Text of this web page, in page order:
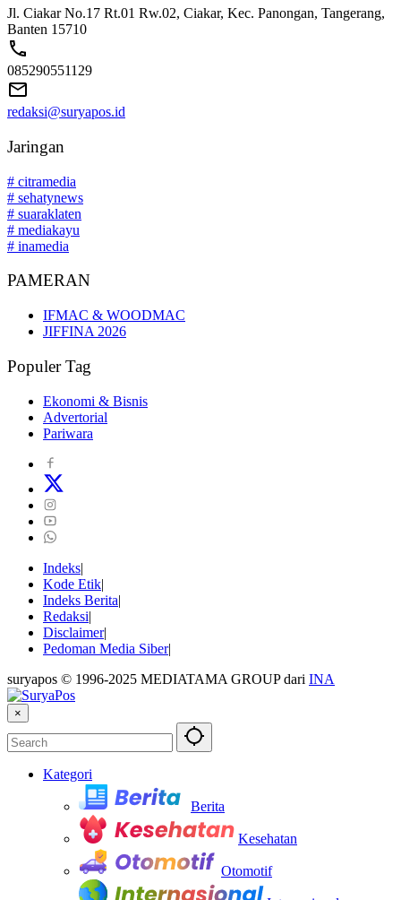
Jl. Ciakar No.17 Rt.01 Rw.02, Ciakar, Kec. Panongan, Tangerang,
Banten 15710
085290551129
redaksi@suryapos.id
Jaringan
# citramedia
# sehatynews
# suaraklaten
# mediakayu
# inamedia
PAMERAN
IFMAC & WOODMAC
JIFFINA 2026
Populer Tag
Ekonomi & Bisnis
Advertorial
Pariwara
Indeks
Kode Etik
Indeks Berita
Redaksi
Disclaimer
Pedoman Media Siber
suryapos © 1996-2025 MEDIATAMA GROUP dari INA
×
Kategori
Berita
Kesehatan
Otomotif